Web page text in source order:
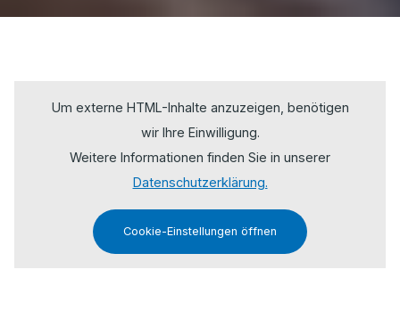
Um externe HTML-Inhalte anzuzeigen, benötigen
wir Ihre Einwilligung.
Weitere Informationen finden Sie in unserer
Datenschutzerklärung.
Cookie-Einstellungen öffnen